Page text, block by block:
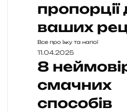
пропорції
ваших
Все про їжу та напої
11.04.2025
8
смачних
способів